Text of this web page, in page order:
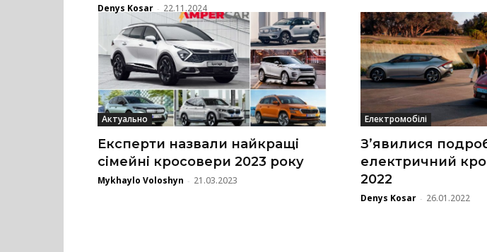
Denys Kosar - 22.11.2024
Актуально
Експерти назвали найкращі
сімейні кросовери 2023 року
Mykhaylo Voloshyn - 21.03.2023
Електромобілі
З’явилися
електричний
2022
Denys Kosar - 26.01.2022